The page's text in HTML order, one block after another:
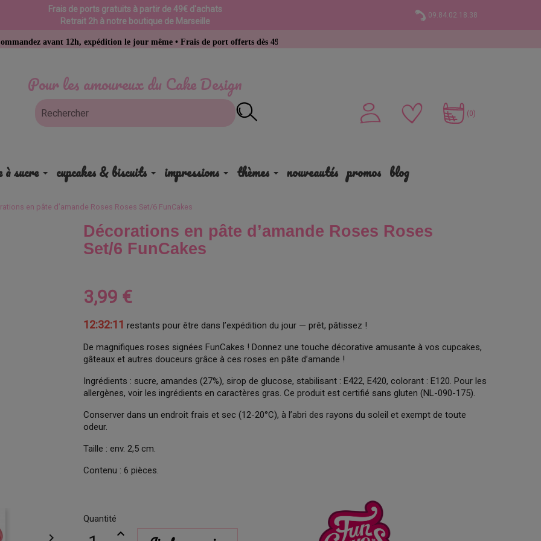
Frais de ports gratuits à partir de 49€ d'achats
Retrait 2h à notre boutique de Marseille
09.84.02.18.38
Pour les amoureux du Cake Design
12h, expédition le jour même • Frais de port offerts dès 49 € d’achat
(0)
à sucre cupcakes & biscuits impressions thèmes nouveautés promos blog
en pâte d’amande Roses Roses Set/6 FunCakes

Décorations en pâte d’amande Roses Roses
Set/6 FunCakes
3,99 €
12:32:10 restants pour être dans l’expédition du jour — prêt, pâtissez !
De magnifiques roses signées FunCakes ! Donnez une touche décorative amusante à vos cupcakes,
gâteaux et autres douceurs grâce à ces roses en pâte d’amande !
Ingrédients : sucre, amandes (27%), sirop de glucose, stabilisant : E422, E420, colorant : E120. Pour les
allergènes, voir les ingrédients en caractères gras. Ce produit est certifié sans gluten (NL-090-175).
Conserver dans un endroit frais et sec (12-20°C), à l’abri des rayons du soleil et exempt de toute
odeur.
Taille : env. 2,5 cm.
Contenu : 6 pièces.
Quantité